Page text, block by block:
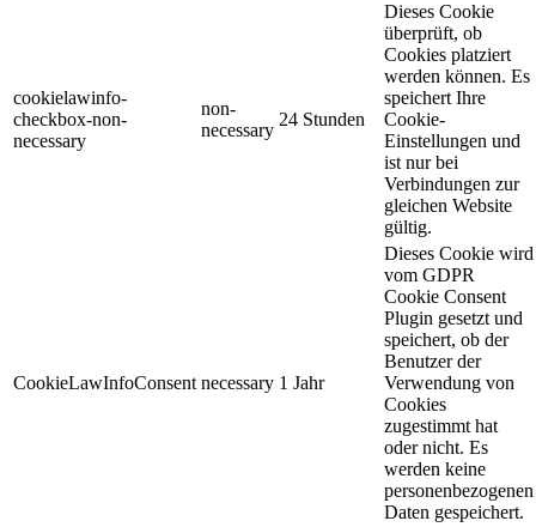
cookielawinfo-
checkbox-non-
necessary
non-
necessary
24 Stunden
Dieses Cookie
überprüft, ob
Cookies platziert
werden können. Es
speichert Ihre
Cookie-
Einstellungen und
ist nur bei
Verbindungen zur
gleichen Website
gültig.
CookieLawInfoConsent necessary 1 Jahr
Dieses Cookie wird
vom GDPR
Cookie Consent
Plugin gesetzt und
speichert, ob der
Benutzer der
Verwendung von
Cookies
zugestimmt hat
oder nicht. Es
werden keine
personenbezogenen
Daten gespeichert.